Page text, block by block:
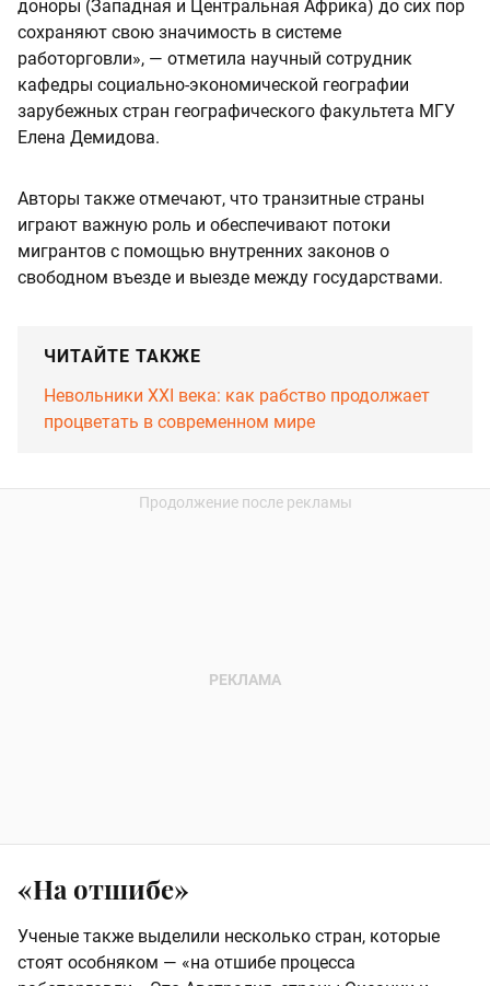
доноры (Западная и Центральная Африка) до сих пор
сохраняют свою значимость в системе
работорговли», — отметила научный сотрудник
кафедры социально-экономической географии
зарубежных стран географического факультета МГУ
Елена Демидова.
Авторы также отмечают, что транзитные страны
играют важную роль и обеспечивают потоки
мигрантов с помощью внутренних законов о
свободном въезде и выезде между государствами.
ЧИТАЙТЕ ТАКЖЕ
Невольники XXI века: как рабство продолжает
процветать в современном мире
«На отшибе»
Ученые также выделили несколько стран, которые
стоят особняком — «на отшибе процесса